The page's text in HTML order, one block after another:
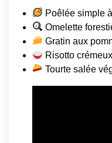
Poêlée simple
Omelette
Gratin aux
Risotto
Tourte salée